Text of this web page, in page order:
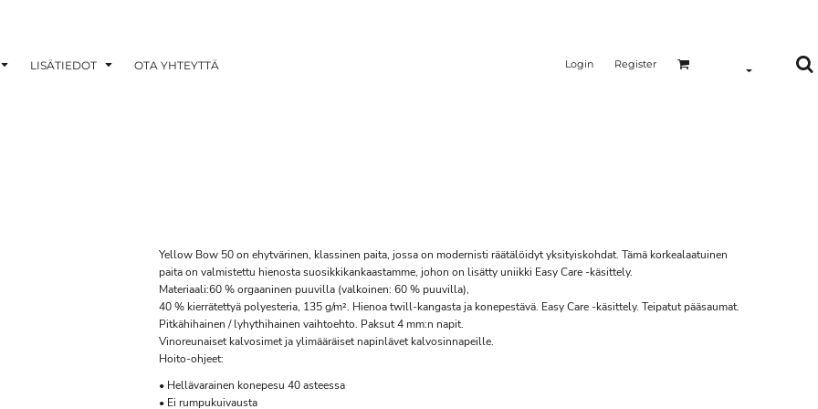
LISÄTIEDOT OTA YHTEYTTÄ Login Register
Yellow Bow 50 on ehytvärinen, klassinen paita, jossa on modernisti räätälöidyt yksityiskohdat. Tämä korkealaatuinen
paita on valmistettu hienosta suosikkikankaastamme, johon on lisätty uniikki Easy Care -käsittely.
Materiaali:60 % orgaaninen puuvilla (valkoinen: 60 % puuvilla),
40 % kierrätettyä polyesteria, 135 g/m². Hienoa twill-kangasta ja konepestävä. Easy Care -käsittely. Teipatut pääsaumat.
Pitkähihainen / lyhythihainen vaihtoehto. Paksut 4 mm:n napit.
Vinoreunaiset kalvosimet ja ylimääräiset napinlävet kalvosinnapeille.
Hoito-ohjeet:
• Hellävarainen konepesu 40 asteessa
• Ei rumpukuivausta